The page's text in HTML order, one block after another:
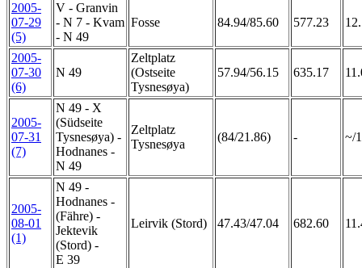
2005-
07-29
(5)
V - Granvin
- N 7 - Kvam
- N 49
Fosse 84.94/85.60 577.23
2005-
07-30
(6)
N 49
Zeltplatz
(Ostseite
Tysnesøya)
57.94/56.15 635.17
2005-
07-31
(7)
N 49 - X
(Südseite
Tysnesøya) -
Hodnanes -
N 49
Zeltplatz
Tysnesøya
(84/21.86) - ~/
2005-
08-01
(1)
N 49 -
Hodnanes -
(Fähre) -
Jektevik
(Stord) -
E 39
Leirvik (Stord) 47.43/47.04 682.60